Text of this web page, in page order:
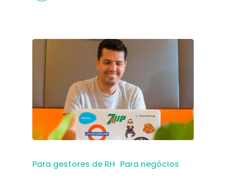
Para gestores de RH Para negócios